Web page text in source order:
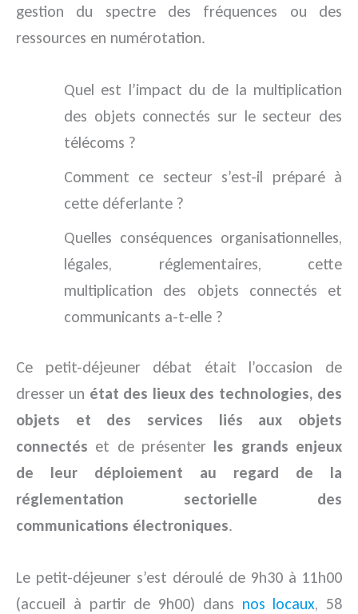
gestion du spectre des fréquences ou des
ressources en numérotation.
Quel est l’impact du de la multiplication
des objets connectés sur le secteur des
télécoms ?
Comment ce secteur s’est-il préparé à
cette déferlante ?
Quelles conséquences organisationnelles,
légales, réglementaires, cette
multiplication des objets connectés et
communicants a-t-elle ?
Ce petit-déjeuner débat était l’occasion de
dresser un état des lieux des technologies, des
objets et des services liés aux objets
connectés et de présenter les grands enjeux
de leur déploiement au regard de la
réglementation sectorielle des
communications électroniques.
Le petit-déjeuner s’est déroulé de 9h30 à 11h00
(accueil à partir de 9h00) dans nos locaux, 58